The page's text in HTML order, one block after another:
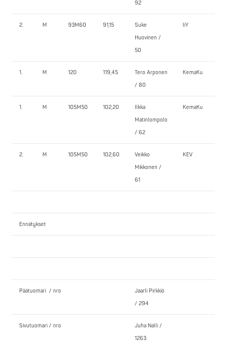
92
2. M 93M60 91,15
Suke
Huovinen /
50
IiY
1. M 120 119,45
Tero Arponen
/ 80
KemaKu
1. M 105M50 102,20
Ilkka
Matinlompolo
/ 62
KemaKu
2. M 105M50 102,60
Veikko
Mikkonen /
61
KEV
Ennätykset
Päätuomari / nro
Jaarli Pirkkiö
/ 294
Sivutuomari / nro
Juha Nalli /
1263